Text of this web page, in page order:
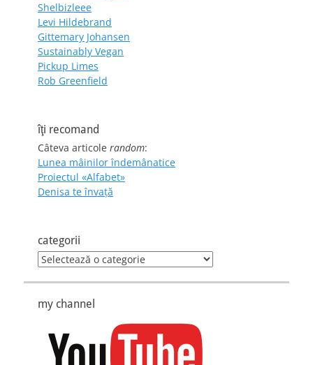
Shelbizleee
Levi Hildebrand
Gittemary Johansen
Sustainably Vegan
Pickup Limes
Rob Greenfield
îţi recomand
Câteva articole random:
Lunea mâinilor îndemânatice
Proiectul «Alfabet»
Denisa te învaţă
categorii
categorii
my channel